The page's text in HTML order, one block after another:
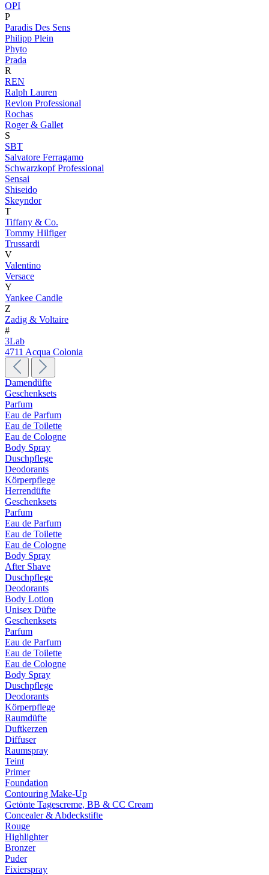
OPI
P
Paradis Des Sens
Philipp Plein
Phyto
Prada
R
REN
Ralph Lauren
Revlon Professional
Rochas
Roger & Gallet
S
SBT
Salvatore Ferragamo
Schwarzkopf Professional
Sensai
Shiseido
Skeyndor
T
Tiffany & Co.
Tommy Hilfiger
Trussardi
V
Valentino
Versace
Y
Yankee Candle
Z
Zadig & Voltaire
#
3Lab
4711 Acqua Colonia
Damendüfte
Geschenksets
Parfum
Eau de Parfum
Eau de Toilette
Eau de Cologne
Body Spray
Duschpflege
Deodorants
Körperpflege
Herrendüfte
Geschenksets
Parfum
Eau de Parfum
Eau de Toilette
Eau de Cologne
Body Spray
After Shave
Duschpflege
Deodorants
Body Lotion
Unisex Düfte
Geschenksets
Parfum
Eau de Parfum
Eau de Toilette
Eau de Cologne
Body Spray
Duschpflege
Deodorants
Körperpflege
Raumdüfte
Duftkerzen
Diffuser
Raumspray
Teint
Primer
Foundation
Contouring Make-Up
Getönte Tagescreme, BB & CC Cream
Concealer & Abdeckstifte
Rouge
Highlighter
Bronzer
Puder
Fixierspray